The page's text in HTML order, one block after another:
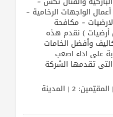
الواجهات الرخامية –
– مكافحة
أرضيات ) نقدم هذه
وأفضل الخامات
على اداء اصعب
تقدمها الشركة